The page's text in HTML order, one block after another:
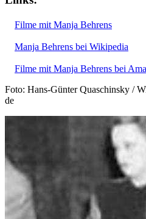
Filme mit Manja Behrens
Manja Behrens bei Wikipedia
Filme mit Manja Behrens bei
Foto: Hans-Günter Quaschinsky /
de